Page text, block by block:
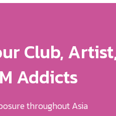
Exposure
Help You
Deserves